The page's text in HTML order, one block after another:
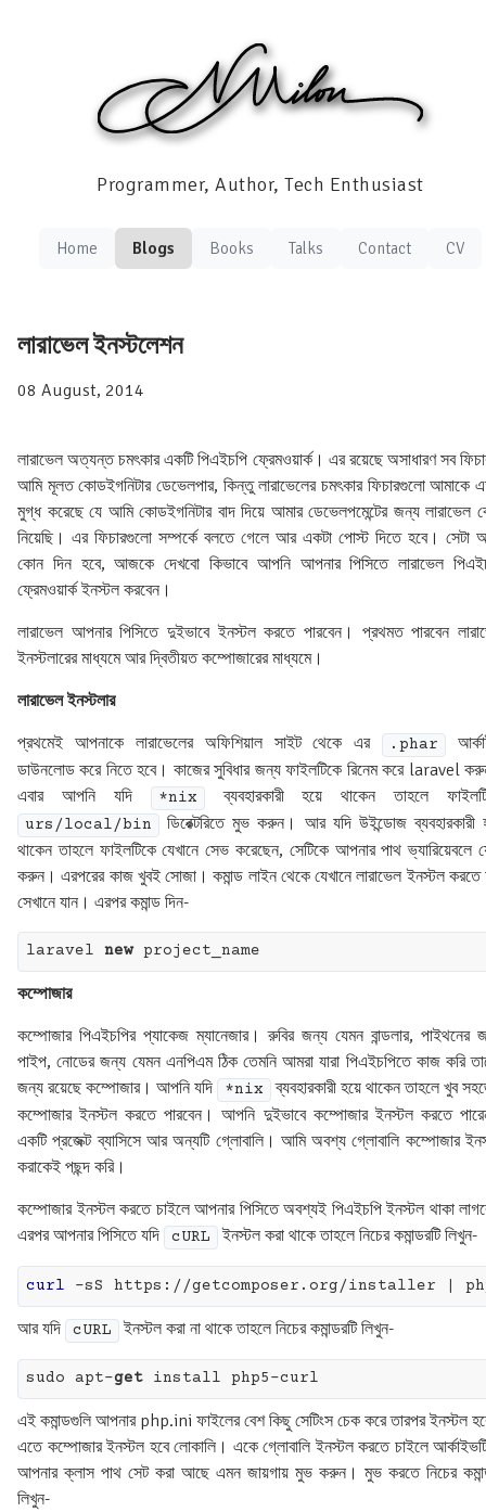
Programmer, Author, Tech Enthusiast
Home Blogs Books Talks Contact CV
লারাভেল ইনস্টলেশন
08 August, 2014
লারাভেল অত্যন্ত চমৎকার একটি পিএইচপি ফ্রেমওয়ার্ক। এর রয়েছে অসাধারণ সব
আমি মূলত কোডইগনিটার ডেভেলপার, কিন্তু লারাভেলের চমৎকার ফিচারগুলো আমাকে
মুগ্ধ করেছে যে আমি কোডইগনিটার বাদ দিয়ে আমার ডেভেলপমেন্টের জন্য লারাভেল
নিয়েছি। এর ফিচারগুলো সম্পর্কে বলতে গেলে আর একটা পোস্ট দিতে হবে। সেটা
কোন দিন হবে, আজকে দেখবো কিভাবে আপনি আপনার পিসিতে লারাভেল
ফ্রেমওয়ার্ক ইনস্টল করবেন।
লারাভেল আপনার পিসিতে দুইভাবে ইনস্টল করতে পারবেন। প্রথমত পারবেন
ইনস্টলারের মাধ্যমে আর দ্বিতীয়ত কম্পোজারের মাধ্যমে।
লারাভেল ইনস্টলার
প্রথমেই আপনাকে লারাভেলের অফিশিয়াল সাইট থেকে এর
.phar
ডাউনলোড করে নিতে হবে। কাজের সুবিধার জন্য ফাইলটিকে রিনেম করে laravel
এবার আপনি যদি
*nix ব্যবহারকারী হয়ে থাকেন তাহলে
urs/local/bin
ডিরেক্টরিতে মুভ করুন। আর যদি উইন্ডোজ ব্যবহারকারী
থাকেন তাহলে ফাইলটিকে যেখানে সেভ করেছেন, সেটিকে আপনার পাথ ভ্যারিয়েবলে
করুন। এরপরের কাজ খুবই সোজা। কমান্ড লাইন থেকে যেখানে লারাভেল ইনস্টল করতে
সেখানে যান। এরপর কমান্ড দিন-
laravel new
কম্পোজার
কম্পোজার পিএইচপির প্যাকেজ ম্যানেজার। রুবির জন্য যেমন বান্ডলার, পাইথনের
পাইপ, নোডের জন্য যেমন এনপিএম ঠিক তেমনি আমরা যারা পিএইচপিতে কাজ করি
জন্য রয়েছে কম্পোজার। আপনি যদি
*nix
ব্যবহারকারী হয়ে থাকেন তাহলে খুব
কম্পোজার ইনস্টল করতে পারবেন। আপনি দুইভাবে কম্পোজার ইনস্টল করতে
একটি প্রজেক্ট ব্যাসিসে আর অন্যটি গ্লোবালি। আমি অবশ্য গ্লোবালি কম্পোজার
করাকেই পছন্দ করি।
কম্পোজার ইনস্টল করতে চাইলে আপনার পিসিতে অবশ্যই পিএইচপি ইনস্টল থাকা
এরপর আপনার পিসিতে যদি
cURL ইনস্টল করা থাকে তাহলে নিচের কমান্ডরটি লিখুন-
curl
আর যদি cURL ইনস্টল করা না থাকে তাহলে নিচের কমান্ডরটি লিখুন-
sudo apt-get
এই কমান্ডগুলি আপনার php.ini ফাইলের বেশ কিছু সেটিংস চেক করে তারপর ইনস্টল
এতে কম্পোজার ইনস্টল হবে লোকালি। একে গ্লোবালি ইনস্টল করতে চাইলে
আপনার ক্লাস পাথ সেট করা আছে এমন জায়গায় মুভ করুন। মুভ করতে নিচের
লিখুন-